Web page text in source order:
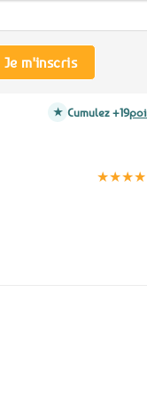
Je m'inscris
Cumulez +19